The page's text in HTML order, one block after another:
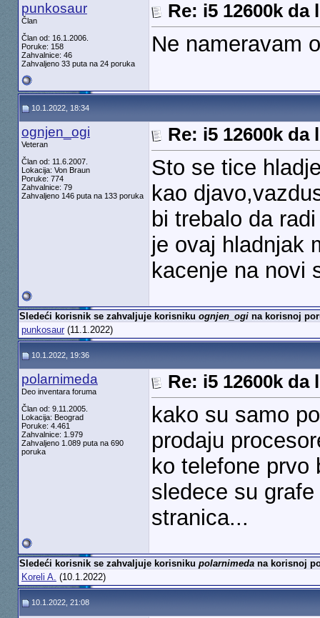
punkosaur
Član
Član od: 16.1.2006.
Poruke: 158
Zahvalnice: 46
Zahvaljeno 33 puta na 24 poruka
Re: i5 12600k
Ne nameravam
10.1.2022, 18:34
ognjen_ogi
Veteran
Član od: 11.6.2007.
Lokacija: Von Braun
Poruke: 774
Zahvalnice: 79
Zahvaljeno 146 puta na 133 poruka
Re: i5 12600k
Sto se tice
kao
bi trebalo da
je ovaj hladnjak
kacenje na novi
Sledeći korisnik se zahvaljuje korisniku ognjen_ogina korisnoj
punkosaur(11.1.2022)
10.1.2022, 19:36
polarnimeda
Deo inventara foruma
Član od: 9.11.2005.
Lokacija: Beograd
Poruke: 4.461
Zahvalnice: 1.979
Zahvaljeno 1.089 puta na 690
poruka
Re: i5 12600k
kako su samo
prodaju
ko telefone
sledece su
stranica...
Sledeći korisnik se zahvaljuje korisniku polarnimedana korisnoj
Koreli A. (10.1.2022)
10.1.2022, 21:08